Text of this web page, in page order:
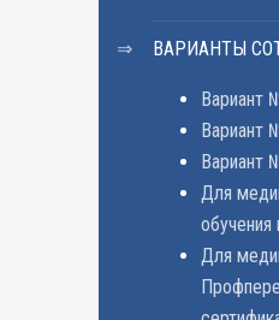
ВАРИАНТЫ
Вариант
Вариант
Вариант
Для
обучения
Для